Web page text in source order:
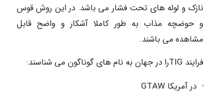
نازک و لوله های تحت فشار می باشد. در این روش قوس
و حوضچه مذاب به طور کاملا آشکار و واضح قابل
مشاهده می باشند.
فرایند TIGرا در جهان به نام های گوناگون می شناسند:
در آمریکا GTAW